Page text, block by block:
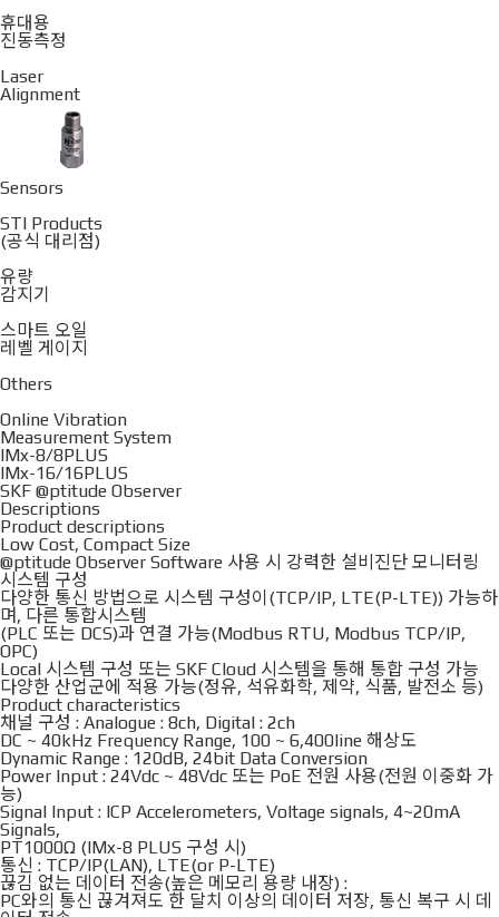
휴대용
진동측정
Laser
Alignment
Sensors
STI Products
(공식 대리점)
유량
감지기
스마트 오일
레벨 게이지
Others
Online Vibration
Measurement System
IMx-8/8PLUS
IMx-16/16PLUS
SKF @ptitude Observer
Descriptions
Product descriptions
Low Cost, Compact Size
@ptitude Observer Software 사용 시 강력한 설비진단 모니터링
시스템 구성
다양한 통신 방법으로 시스템 구성이(TCP/IP, LTE(P-LTE)) 가능하
며, 다른 통합시스템
(PLC 또는 DCS)과 연결 가능(Modbus RTU, Modbus TCP/IP,
OPC)
Local 시스템 구성 또는 SKF Cloud 시스템을 통해 통합 구성 가능
다양한 산업군에 적용 가능(정유, 석유화학, 제약, 식품, 발전소 등)
Product characteristics
채널 구성 : Analogue : 8ch, Digital : 2ch
DC ~ 40kHz Frequency Range, 100 ~ 6,400line 해상도
Dynamic Range : 120dB, 24bit Data Conversion
Power Input : 24Vdc ~ 48Vdc 또는 PoE 전원 사용(전원 이중화 가
능)
Signal Input : ICP Accelerometers, Voltage signals, 4~20mA
Signals,
PT1000Ω (IMx-8 PLUS 구성 시)
통신 : TCP/IP(LAN), LTE(or P-LTE)
끊김 없는 데이터 전송(높은 메모리 용량 내장) :
PC와의 통신 끊겨져도 한 달치 이상의 데이터 저장, 통신 복구 시 데